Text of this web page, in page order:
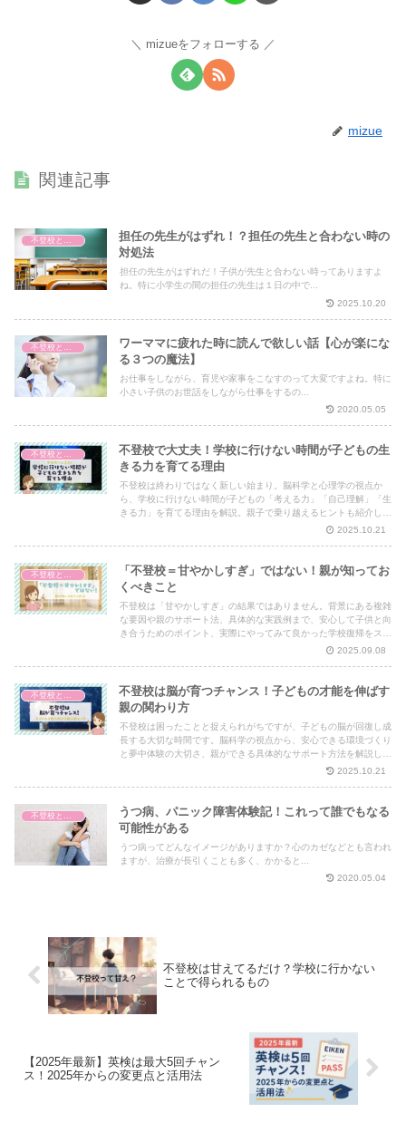
mizueをフォローする
mizue
関連記事
不登校と脳の発達
担任の先生がはずれ！？担任の先生と合わない時の
対処法
担任の先生がはずれだ！子供が先生と合わない時ってありますよ
ね。特に小学生の間の担任の先生は１日の中で...
2025.10.20
不登校と脳の発達
ワーママに疲れた時に読んで欲しい話【心が楽にな
る３つの魔法】
お仕事をしながら、育児や家事をこなすのって大変ですよね。特に
小さい子供のお世話をしながら仕事をするの...
2020.05.05
不登校と脳の発達
不登校で大丈夫！学校に行けない時間が子どもの生
きる力を育てる理由
不登校は終わりではなく新しい始まり。脳科学と心理学の視点か
ら、学校に行けない時間が子どもの「考える力」「自己理解」「生
きる力」を育てる理由を解説。親子で乗り越えるヒントも紹介しま
2025.10.21
不登校と脳の発達
「不登校＝甘やかしすぎ」ではない！親が知ってお
くべきこと
不登校は「甘やかしすぎ」の結果ではありません。背景にある複雑
な要因や親のサポート法、具体的な実践例まで、安心して子供と向
き合うためのポイント、実際にやってみて良かった学校復帰をスム
2025.09.08
不登校と脳の発達
不登校は脳が育つチャンス！子どもの才能を伸ばす
親の関わり方
不登校は困ったことと捉えられがちですが、子どもの脳が回復し成
長する大切な時間です。脳科学の視点から、安心できる環境づくり
と夢中体験の大切さ、親ができる具体的なサポート方法を解説しま
す。焦らず見守り、お子さんの才能を育てる時間に変えちゃいまし
2025.10.21
不登校と脳の発達
うつ病、パニック障害体験記！これって誰でもなる
可能性がある
うつ病ってどんなイメージがありますか？心のカゼなどとも言われ
ますが、治療が長引くことも多く、かかると...
2020.05.04
不登校は甘えてるだけ？学校に行かない
ことで得られるもの
【2025年最新】英検は最大5回チャン
ス！2025年からの変更点と活用法